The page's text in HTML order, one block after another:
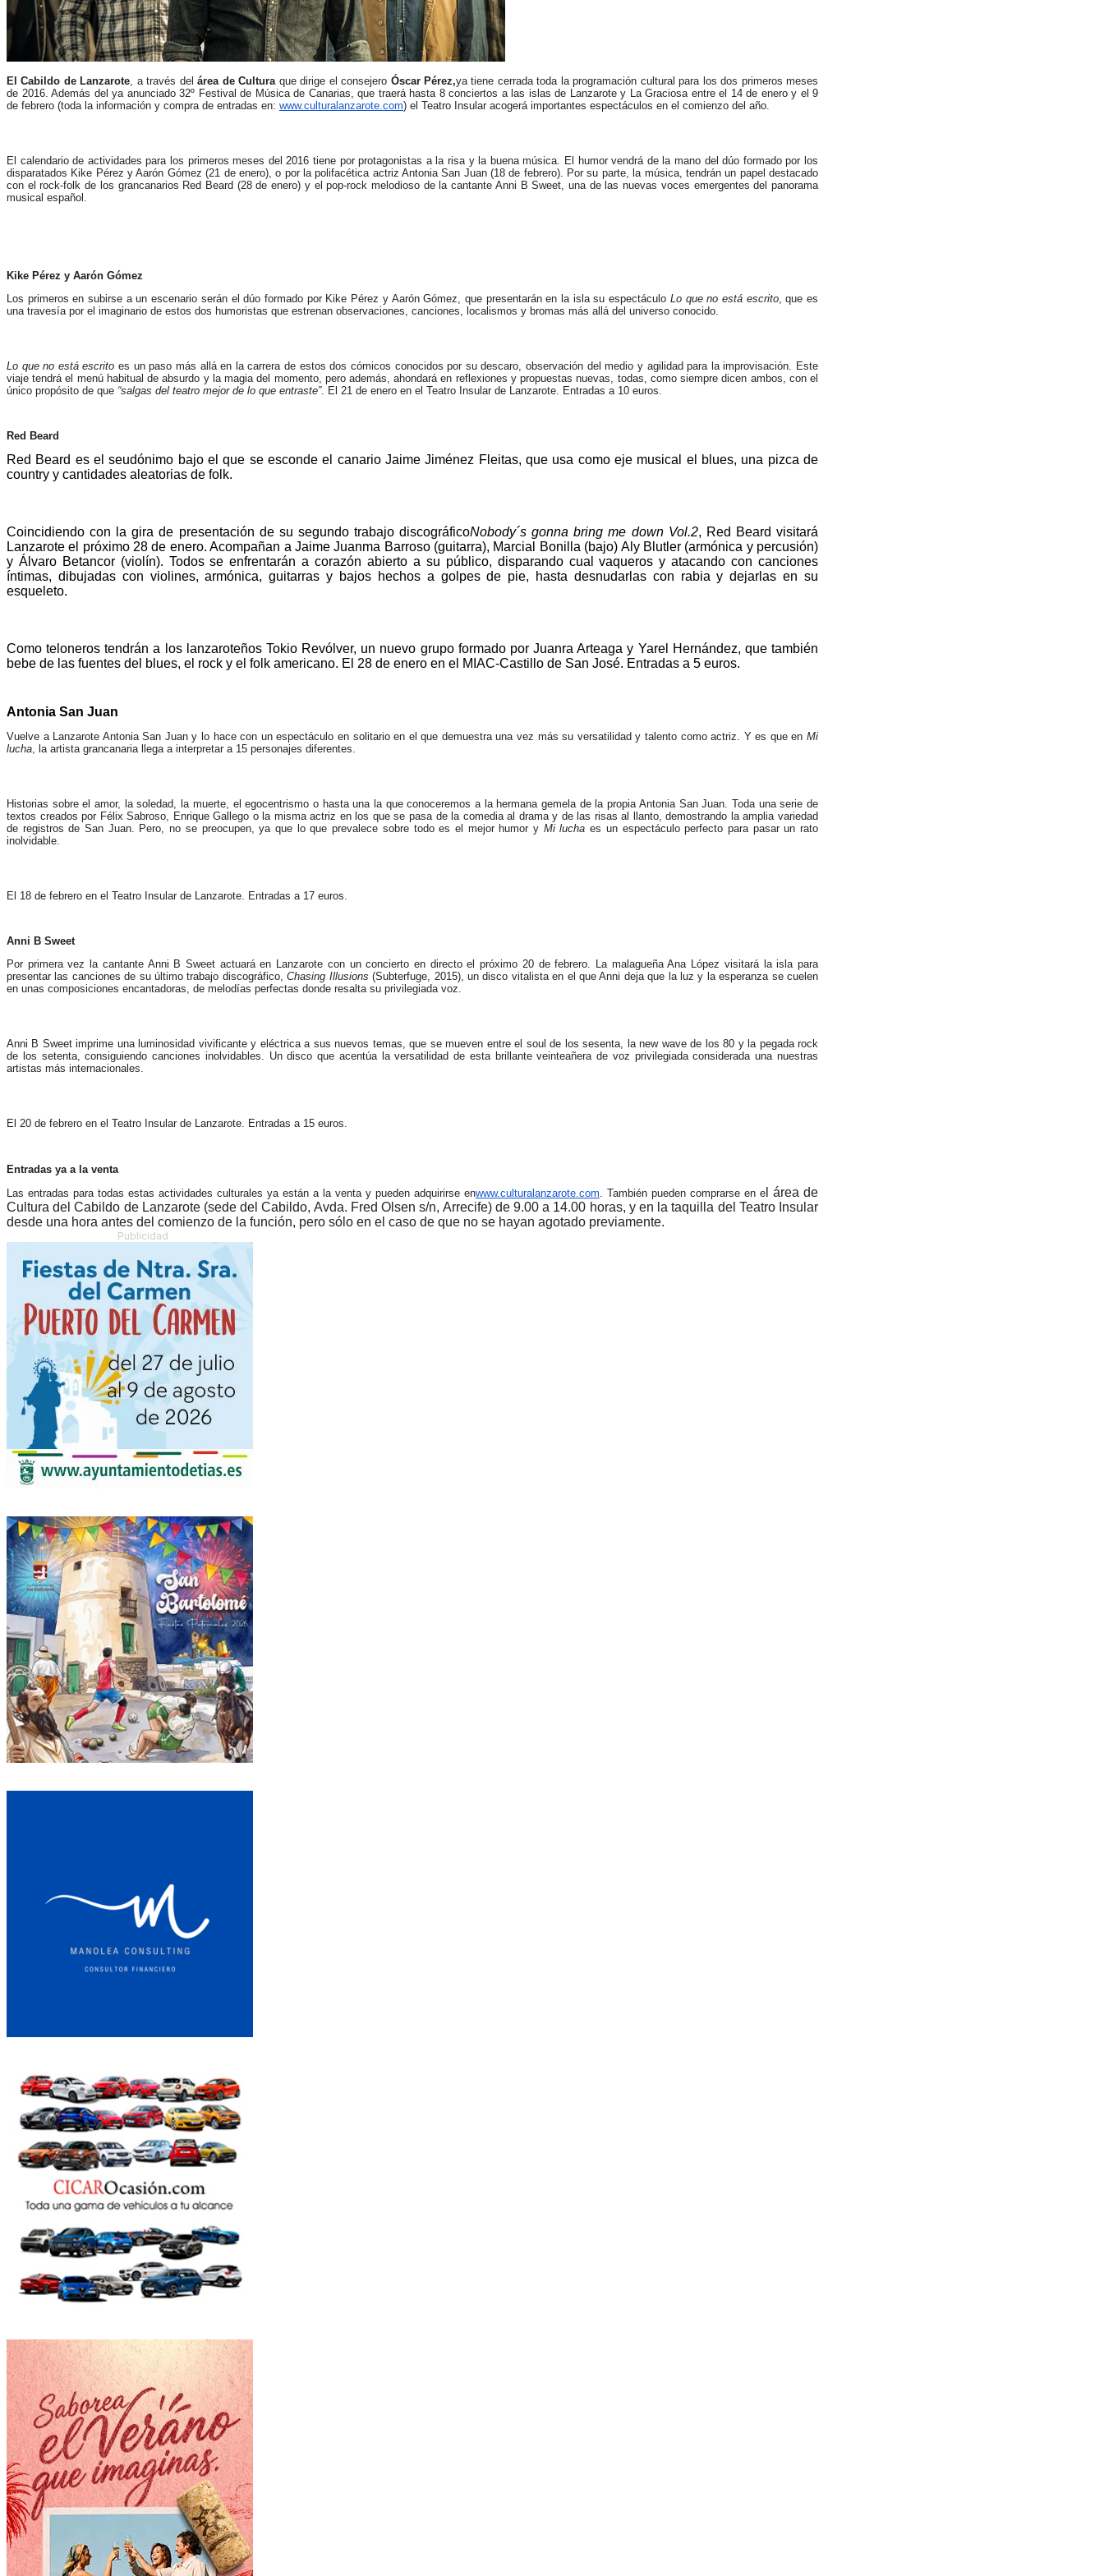
El Cabildo de Lanzarote, a través delárea de Culturaque dirige el consejero Óscar Pérez,ya tiene cerrada toda la programación cultural para los dos primeros meses
de 2016. Además del ya anunciado 32º Festival de Música de Canarias, que traerá hasta 8 conciertos a las islas de Lanzarote y La Graciosa entre el 14 de enero y el 9
de febrero (toda la información y compra de entradas en: www.culturalanzarote.com) el Teatro Insular acogerá importantes espectáculos en el comienzo del año.
El calendario de actividades para los primeros meses del 2016 tiene por protagonistas a la risa y la buena música. El humor vendrá de la mano del dúo formado por los
disparatados Kike Pérez y Aarón Gómez (21 de enero), o por la polifacética actriz Antonia San Juan (18 de febrero). Por su parte, la música, tendrán un papel destacado
con el rock-folk de los grancanarios Red Beard (28 de enero) y el pop-rock melodioso de la cantante Anni B Sweet, una de las nuevas voces emergentes del panorama
musical español.
Kike Pérez y Aarón Gómez
Los primeros en subirse a un escenario serán el dúo formado por Kike Pérez y Aarón Gómez, que presentarán en la isla su espectáculo Lo que no está escrito, que es
una travesía por el imaginario de estos dos humoristas que estrenan observaciones, canciones, localismos y bromas más allá del universo conocido.
Lo que no está escritoes un paso más allá en la carrera de estos dos cómicos conocidos por su descaro, observación del medio y agilidad para la improvisación.
Este
viaje tendrá el menú habitual de absurdo y la magia del momento, pero además, ahondará en reflexiones y propuestas nuevas, todas, como siempre dicen ambos, con el
único propósito de que “salgas del teatro mejor de lo que entraste”. El 21 de enero en el Teatro Insular de Lanzarote. Entradas a 10 euros.
Red Beard
Red Beard es el seudónimo bajo el que se esconde el canario Jaime Jiménez Fleitas, que usa como eje musical el blues, una pizca de
country y cantidades aleatorias de folk.
Coincidiendo con la gira de presentación de su segundo trabajo discográficoNobody´s gonna bring me down Vol.2, Red Beard visitará
Lanzarote el próximo 28 de enero. Acompañan a Jaime Juanma Barroso (guitarra), Marcial Bonilla (bajo) Aly Blutler (armónica y percusión)
y Álvaro Betancor (violín). Todos se enfrentarán a corazón abierto a su público, disparando cual vaqueros y atacando con canciones
íntimas, dibujadas con violines, armónica, guitarras y bajos hechos a golpes de pie, hasta desnudarlas con rabia y dejarlas en su
esqueleto.
Como teloneros tendrán a los lanzaroteños Tokio Revólver, un nuevo grupo formado por Juanra Arteaga y Yarel Hernández, que también
bebe de las fuentes del blues, el rock y el folk americano. El 28 de enero en el MIAC-Castillo de San José. Entradas a 5 euros.
Antonia San Juan
Vuelve a Lanzarote Antonia San Juan y lo hace con un espectáculo en solitario en el que demuestra una vez más su versatilidad y talento como actriz. Y es que en Mi
lucha , la artista grancanaria llega a interpretar a 15 personajes diferentes.
Historias sobre el amor, la soledad, la muerte, el egocentrismo o hasta una la que conoceremos a la hermana gemela de la propia Antonia San Juan. Toda una serie de
textos creados por Félix Sabroso, Enrique Gallego o la misma actriz en los que se pasa de la comedia al drama y de las risas al llanto, demostrando la amplia variedad
de registros de San Juan. Pero, no se preocupen, ya que lo que prevalece sobre todo es el mejor humor y Mi lucha es un espectáculo perfecto para pasar un rato
inolvidable.
El 18 de febrero en el Teatro Insular de Lanzarote. Entradas a 17 euros.
Anni B Sweet
Por primera vez la cantante Anni B Sweet actuará en Lanzarote con un concierto en directo el próximo 20 de febrero. La malagueña Ana López visitará la isla para
presentar las canciones de su último trabajo discográfico,Chasing Illusions (Subterfuge, 2015), un disco vitalista en el que Anni deja que la luz y la esperanza se cuelen
en unas composiciones encantadoras, de melodías perfectas donde resalta su privilegiada voz.
Anni B Sweet imprime una luminosidad vivificante y eléctrica a sus nuevos temas, que se mueven entre el soul de los sesenta, la new wave de los 80 y la pegada rock
de los setenta, consiguiendo canciones inolvidables. Un disco que acentúa la versatilidad de esta brillante veinteañera de voz privilegiada considerada una nuestras
artistas más internacionales.
El 20 de febrero en el Teatro Insular de Lanzarote. Entradas a 15 euros.
Entradas ya a la venta
Las entradas para todas estas actividades culturales ya están a la venta y pueden adquirirse enwww.culturalanzarote.com. También pueden comprarse en e l área de
Cultura del Cabildo de Lanzarote (sede del Cabildo, Avda. Fred Olsen s/n, Arrecife) de 9.00 a 14.00 horas, y en la taquilla del Teatro Insular
desde una hora antes del comienzo de la función, pero sólo en el caso de que no se hayan agotado previamente.
Publicidad